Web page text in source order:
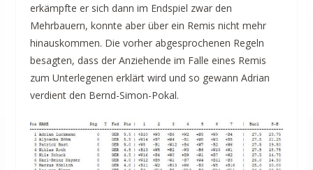
erkämpfte er sich dann im Endspiel zwar den
Mehrbauern, konnte aber über ein Remis nicht mehr
hinauskommen. Die vorher abgesprochenen Regeln
besagten, dass der Anziehende im Falle eines Remis
zum Unterlegenen erklärt wird und so gewann Adrian
verdient den Bernd-Simon-Pokal.